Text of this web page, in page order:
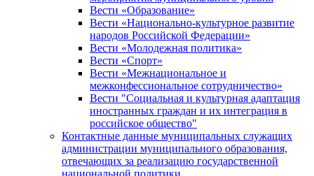
Вести «Образование»
Вести «Национально-культурное развитие
народов Российской Федерации»
Вести «Молодежная политика»
Вести «Спорт»
Вести «Межнациональное и
межконфессиональное сотрудничество»
Вести "Социальная и культурная адаптация
иностранных граждан и их интеграция в
российское общество"
Контактные данные муниципальных служащих
администрации муниципального образования,
отвечающих за реализацию государственной
национальной политики